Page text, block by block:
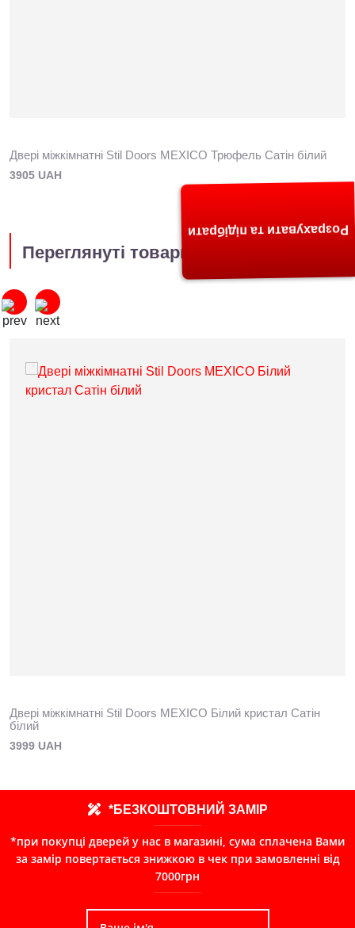
Двері міжкімнатні Stil Doors MEXICO Трюфель Сатін білий
3905 UAH
Переглянуті товари
Двері міжкімнатні Stil Doors MEXICO Білий кристал Сатін
білий
3999 UAH
*БЕЗКОШТОВНИЙ ЗАМІР
*при покупці дверей у нас в магазині, сума сплачена Вами
за замір повертається знижкою в чек при замовленні від
7000грн
Розрахувати та підібрати